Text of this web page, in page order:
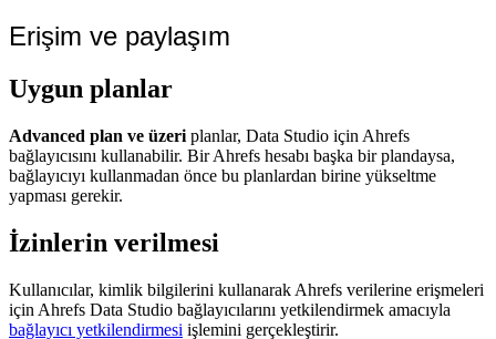
Erişim ve paylaşım
Uygun planlar
Advanced plan ve üzeri planlar, Data Studio için Ahrefs
bağlayıcısını kullanabilir. Bir Ahrefs hesabı başka bir plandaysa,
bağlayıcıyı kullanmadan önce bu planlardan birine yükseltme
yapması gerekir.
İzinlerin verilmesi
Kullanıcılar, kimlik bilgilerini kullanarak Ahrefs verilerine erişmeleri
için Ahrefs Data Studio bağlayıcılarını yetkilendirmek amacıyla
bağlayıcı yetkilendirmesi işlemini gerçekleştirir.